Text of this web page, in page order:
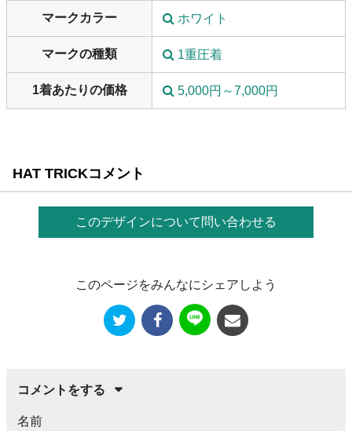
マークカラー ホワイト
マークの種類 1重圧着
1着あたりの価格 5,000円～7,000円
HAT TRICKコメント
このページをみんなにシェアしよう
コメントをする
名前